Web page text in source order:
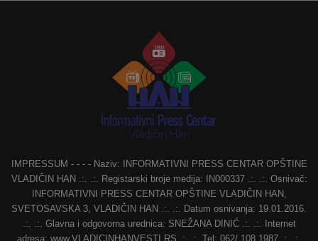
IMPRESSUM - - - - Naziv: INFORMATIVNI PRESS CENTAR OPŠTINE
VLADIČIN HAN .:. .:. Registarski broje medija: IN000337 .:. .:. Osnivač:
INFORMATIVNI PRESS CENTAR OPŠTINE VLADIČIN HAN,
SVETOSAVSKA 3, VLADIČIN HAN .:. .:. Datum osnivanja: 19.01.2016.
.:. .:. Glavna i odgovorna urednica: SNEŽANA DINIĆ .:. .:. Internet
adresa: www.VLADICINHANVESTI.RS .:. .:. Tel: 062/ 108 1987 .:. .:.